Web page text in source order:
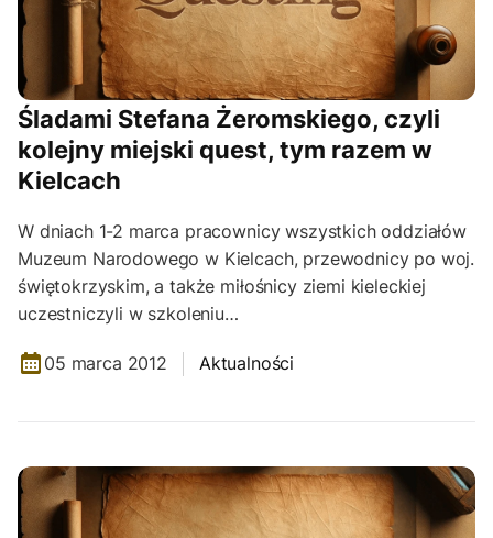
Śladami Stefana Żeromskiego, czyli
kolejny miejski quest, tym razem w
Kielcach
W dniach 1-2 marca pracownicy wszystkich oddziałów
Muzeum Narodowego w Kielcach, przewodnicy po woj.
świętokrzyskim, a także miłośnicy ziemi kieleckiej
uczestniczyli w szkoleniu…
05 marca 2012 Aktualności